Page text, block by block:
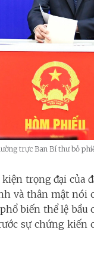
trực Ban Bí thư bỏ
trọng đại của
và thân mật nói
biến thể lệ bầu
sự chứng kiến